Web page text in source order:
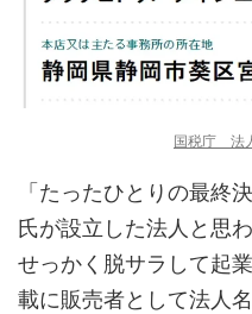
国税庁 法
「たったひとりの最終
氏が設立した法人と思わ
せっかく脱サラして起
載に販売者として法人